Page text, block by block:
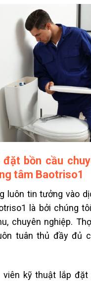
bồn cầu
tâm Baotriso1
luôn tin tưởng vào
là bởi chúng
chuyên nghiệp.
tuân thủ đầy đủ
viên kỹ thuật lắp đặt